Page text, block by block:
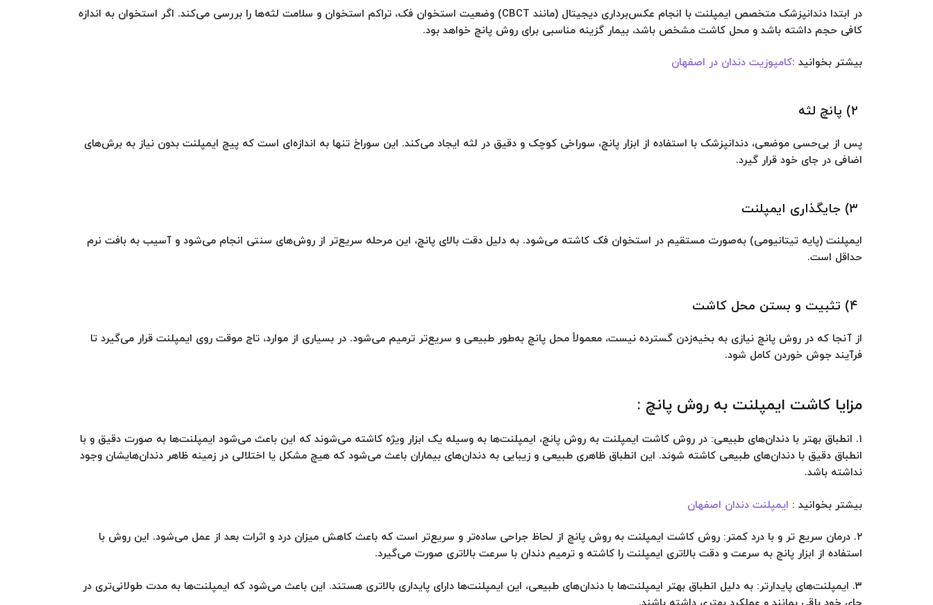
در ابتدا دندانپزشک متخصص ایمپلنت با انجام عکس‌برداری دیجیتال (مانند CBCT) وضعیت استخوان فک، تراکم استخوان و سلامت لثه‌ها را بررسی می‌کند. اگر استخوان به اندازه
کافی حجم داشته باشد و محل کاشت مشخص باشد، بیمار گزینه مناسبی برای روش پانچ خواهد بود.
بیشتر بخوانید :کامپوزیت دندان در اصفهان
پس از بی‌حسی موضعی، دندانپزشک با استفاده از ابزار پانچ، سوراخی کوچک و دقیق در لثه ایجاد می‌کند. این سوراخ تنها به اندازه‌ای است که پیچ ایمپلنت بدون نیاز به برش‌های
اضافی در جای خود قرار گیرد.
ایمپلنت (پایه تیتانیومی) به‌صورت مستقیم در استخوان فک کاشته می‌شود. به دلیل دقت بالای پانچ، این مرحله سریع‌تر از روش‌های سنتی انجام می‌شود و آسیب به بافت نرم
حداقل است.
از آنجا که در روش پانچ نیازی به بخیه‌زدن گسترده نیست، معمولاً محل پانچ به‌طور طبیعی و سریع‌تر ترمیم می‌شود. در بسیاری از موارد، تاج موقت روی ایمپلنت قرار می‌گیرد تا
فرآیند جوش خوردن کامل شود.
مزایا کاشت ایمپلنت به روش پانچ :
۱. انطباق بهتر با دندان‌های طبیعی: در روش کاشت ایمپلنت به روش پانچ، ایمپلنت‌ها به وسیله یک ابزار ویژه کاشته می‌شوند که این باعث می‌شود ایمپلنت‌ها به صورت دقیق و با
انطباق دقیق با دندان‌های طبیعی کاشته شوند. این انطباق ظاهری طبیعی و زیبایی به دندان‌های بیماران باعث می‌شود که هیچ مشکل یا اختلالی در زمینه ظاهر دندان‌هایشان وجود
نداشته باشد.
بیشتر بخوانید : ایمپلنت دندان اصفهان
۲. درمان سریع تر و با درد کمتر: روش کاشت ایمپلنت به روش پانچ از لحاظ جراحی ساده‌تر و سریع‌تر است که باعث کاهش میزان درد و اثرات بعد از عمل می‌شود. این روش با
استفاده از ابزار پانچ به سرعت و دقت بالاتری ایمپلنت را کاشته و ترمیم دندان با سرعت بالاتری صورت می‌گیرد.
۳. ایمپلنت‌های پایدارتر: به دلیل انطباق بهتر ایمپلنت‌ها با دندان‌های طبیعی، این ایمپلنت‌ها دارای پایداری بالاتری هستند. این باعث می‌شود که ایمپلنت‌ها به مدت طولانی‌تری در